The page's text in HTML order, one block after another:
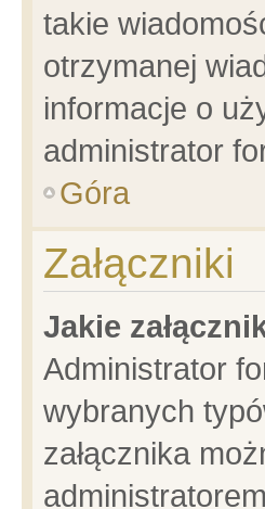
takie
otrzymanej
informacje o
administrator
Góra
Załączniki
Jakie
Administrator
wybranych
załącznika